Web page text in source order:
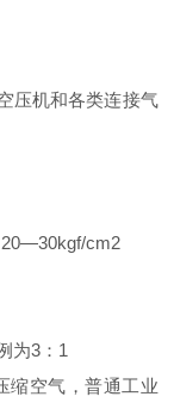
压机和各类连接气
cm2
为3：1
缩空气，普通工业